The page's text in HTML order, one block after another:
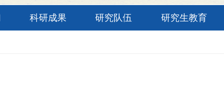
科研成果 研究队伍 研究生教育